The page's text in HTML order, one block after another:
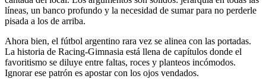
líneas, un banco profundo y la necesidad de sumar para no perderle
pisada a los de arriba.
Ahora bien, el fútbol argentino rara vez se alinea con las portadas.
La historia de Racing-Gimnasia está llena de capítulos donde el
favoritismo se diluye entre faltas, roces y planteos incómodos.
Ignorar ese patrón es apostar con los ojos vendados.